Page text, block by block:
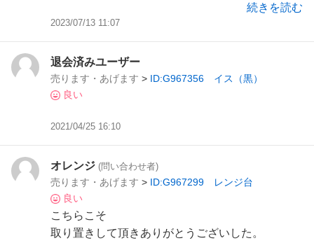
続きを読む
2023/07/13 11:07
退会済みユーザー
売ります・あげます > ID:G967356 イス（黒）
良い
2021/04/25 16:10
オレンジ (問い合わせ者)
売ります・あげます > ID:G967299 レンジ台
良い
こちらこそ
取り置きして頂きありがとうございした。